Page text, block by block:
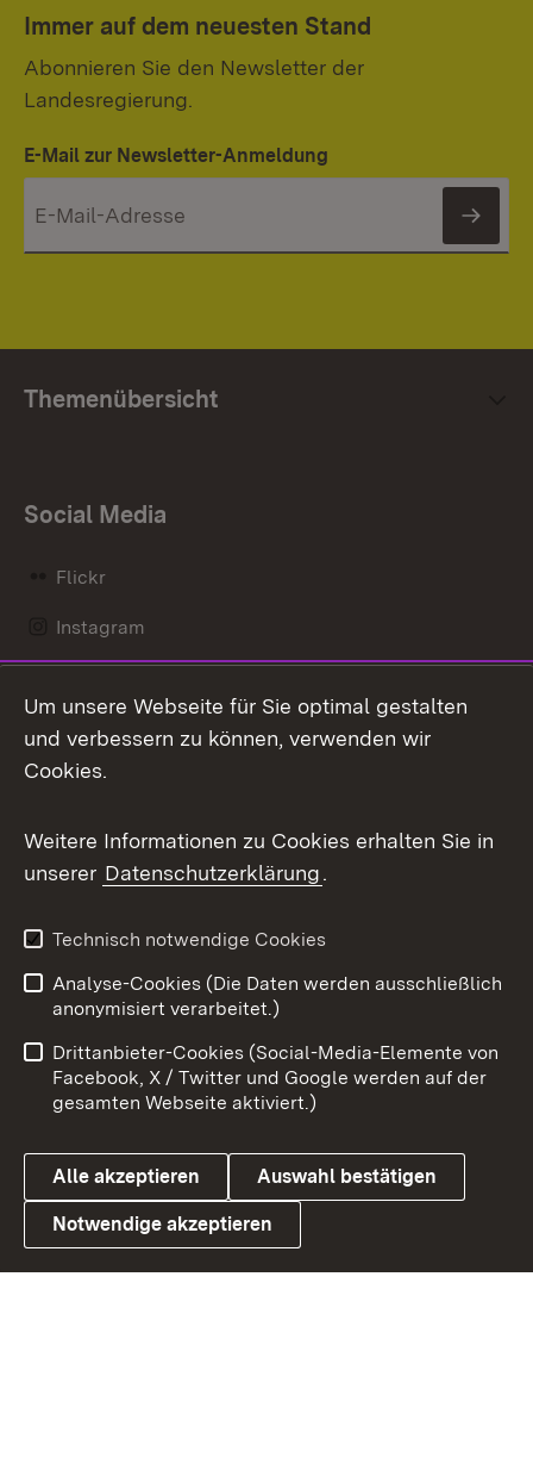
Immer auf dem neuesten Stand
Abonnieren Sie den Newsletter der
Landesregierung.
E-Mail zur Newsletter-Anmeldung
Themenübersicht
Social Media
Flickr
Instagram
Mastodon
Messenger
Social Wall
X / Twitter
Youtube
Link zum Landesportal
Benutzungshinweise
Barrierefreiheit
Datenschutz
Cookies
Um unsere Webseite für Sie optimal gestalten
und verbessern zu können, verwenden wir
Cookies.
Weitere Informationen zu Cookies erhalten Sie in
unserer Datenschutzerklärung.
Technisch notwendige Cookies
Analyse-Cookies (Die Daten werden ausschließlich
anonymisiert verarbeitet.)
Drittanbieter-Cookies (Social-Media-Elemente von
Facebook, X / Twitter und Google werden auf der
gesamten Webseite aktiviert.)
Alle akzeptieren Auswahl bestätigen
Notwendige akzeptieren